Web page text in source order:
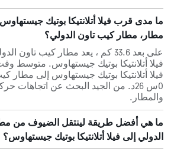
ما مدى قرب فيلا أتلانتيكا بوتيك
مطار، مطار كيب تاون الدولي؟
على بعد 33.6 كم ، يعد مطار كيب
فيلا أتلانتيكا بوتيك جيستهاوس. متوسط
فيلا أتلانتيكا بوتيك جيستهاوس إلى مطار
0س 26د. من الجيد البحث عن اتجاهات
والمطار.
ما هي أفضل طريقة لينتقل الضيوف من
الدولي إلى فيلا أتلانتيكا بوتيك جيستهاوس؟